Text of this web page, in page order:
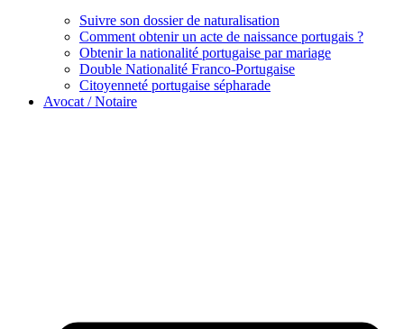
Suivre son dossier de naturalisation
Comment obtenir un acte de naissance portugais ?
Obtenir la nationalité portugaise par mariage
Double Nationalité Franco-Portugaise
Citoyenneté portugaise sépharade
Avocat / Notaire